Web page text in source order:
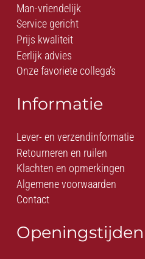
Man-vriendelijk
Service gericht
Prijs kwaliteit
Eerlijk advies
Onze favoriete collega’s
Informatie
Lever- en verzendinformatie
Retourneren en ruilen
Klachten en opmerkingen
Algemene voorwaarden
Contact
Openingstijden